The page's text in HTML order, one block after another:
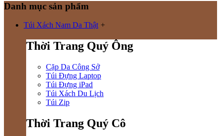
Danh mục sản phẩm
Túi Xách Nam Da Thật +
Thời Trang Quý Ông
Cặp Da Công Sở
Túi Đựng Laptop
Túi Đựng iPad
Túi Xách Du Lịch
Túi Zip
Thời Trang Quý Cô